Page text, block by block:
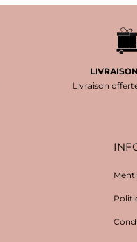
Livraison